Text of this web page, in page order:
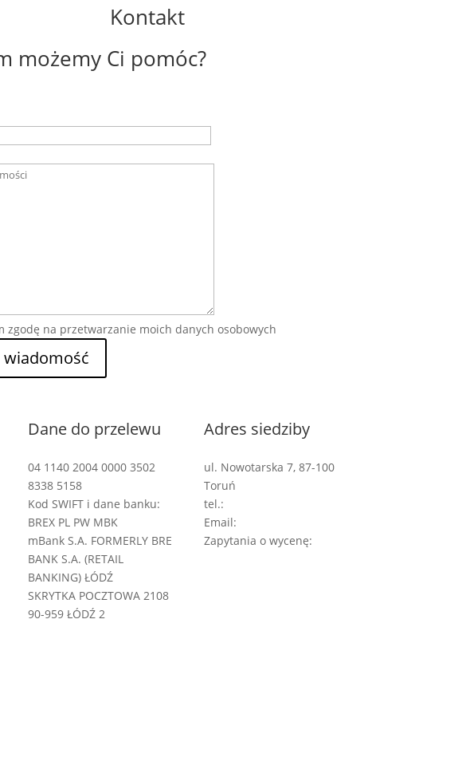
Kontakt
możemy Ci pomóc?
zgodę na przetwarzanie moich danych osobowych
wiadomość
Dane do przelewu
04 1140 2004 0000 3502
8338 5158
Kod SWIFT i dane banku:
BREX PL PW MBK
mBank S.A. FORMERLY BRE
BANK S.A. (RETAIL
BANKING) ŁÓDŹ
SKRYTKA POCZTOWA 2108
90-959 ŁÓDŹ 2
Adres siedziby
ul. Nowotarska 7, 87-100
Toruń
tel.:
Email:
Zapytania o wycenę: